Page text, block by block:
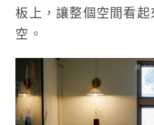
板上，讓整個空間看
空。